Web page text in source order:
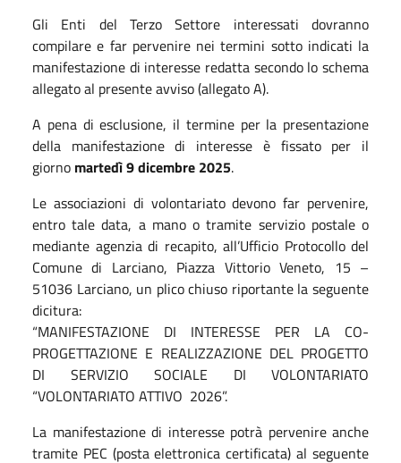
Gli Enti del Terzo Settore interessati dovranno
compilare e far pervenire nei termini sotto indicati la
manifestazione di interesse redatta secondo lo schema
allegato al presente avviso (allegato A).
A pena di esclusione, il termine per la presentazione
della manifestazione di interesse è fissato per il
giorno martedì 9 dicembre 2025.
Le associazioni di volontariato devono far pervenire,
entro tale data, a mano o tramite servizio postale o
mediante agenzia di recapito, all’Ufficio Protocollo del
Comune di Larciano, Piazza Vittorio Veneto, 15 –
51036 Larciano, un plico chiuso riportante la seguente
dicitura:
“MANIFESTAZIONE DI INTERESSE PER LA CO-
PROGETTAZIONE E REALIZZAZIONE DEL PROGETTO
DI SERVIZIO SOCIALE DI VOLONTARIATO
“VOLONTARIATO ATTIVO 2026”.
La manifestazione di interesse potrà pervenire anche
tramite PEC (posta elettronica certificata) al seguente